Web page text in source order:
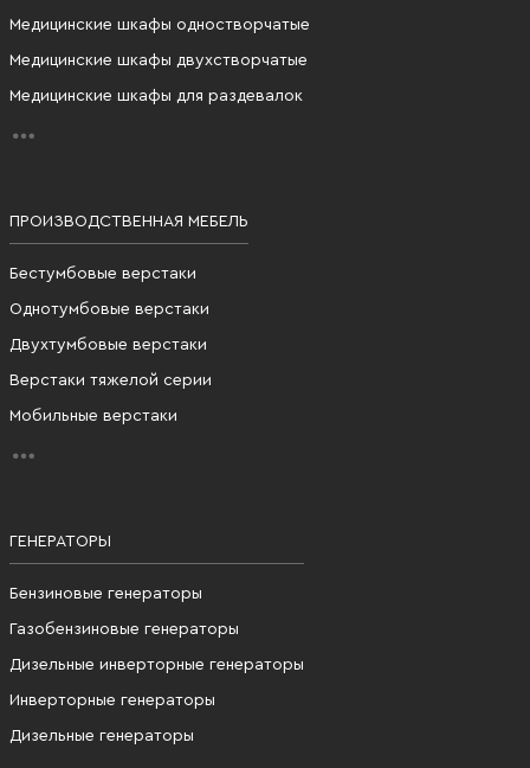
Медицинские шкафы одностворчатые
Медицинские шкафы двухстворчатые
Медицинские шкафы для раздевалок
ПРОИЗВОДСТВЕННАЯ МЕБЕЛЬ
Бестумбовые верстаки
Однотумбовые верстаки
Двухтумбовые верстаки
Верстаки тяжелой серии
Мобильные верстаки
ГЕНЕРАТОРЫ
Бензиновые генераторы
Газобензиновые генераторы
Дизельные инверторные генераторы
Инверторные генераторы
Дизельные генераторы